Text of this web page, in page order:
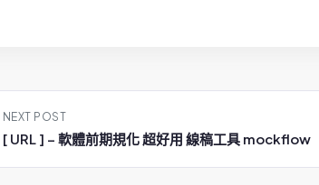
NEXT POST
[ URL ] – 軟體前期規化 超好用 線稿工具 mockflow